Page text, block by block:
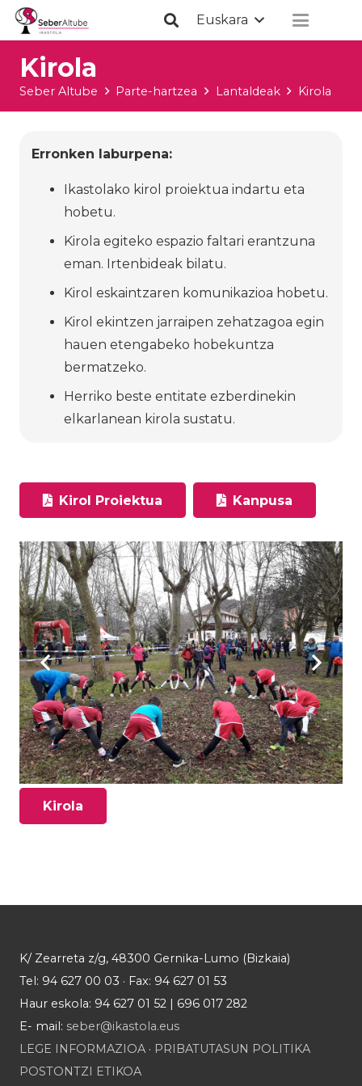
Euskara
Kirola
Seber Altube Parte-hartzea Lantaldeak Kirola
Erronken laburpena:
Ikastolako kirol proiektua indartu eta
hobetu.
Kirola egiteko espazio faltari erantzuna
eman. Irtenbideak bilatu.
Kirol eskaintzaren komunikazioa hobetu.
Kirol ekintzen jarraipen zehatzagoa egin
hauen etengabeko hobekuntza
bermatzeko.
Herriko beste entitate ezberdinekin
elkarlanean kirola sustatu.
Kirol Proiektua Kanpusa
Kirola
K/ Zearreta z/g, 48300 Gernika-Lumo (Bizkaia)
Tel: 94 627 00 03 · Fax: 94 627 01 53
Haur eskola: 94 627 01 52 | 696 017 282
E- mail: seber@ikastola.eus
LEGE INFORMAZIOA · PRIBATUTASUN POLITIKA
POSTONTZI ETIKOA